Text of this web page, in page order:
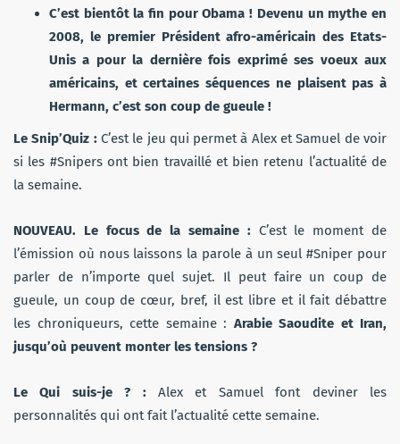
C’est bientôt la fin pour Obama ! Devenu un mythe en
2008, le premier Président afro-américain des Etats-
Unis a pour la dernière fois exprimé ses voeux aux
américains, et certaines séquences ne plaisent pas à
Hermann, c’est son coup de gueule !
Le Snip’Quiz : C’est le jeu qui permet à Alex et Samuel de voir
si les #Snipers ont bien travaillé et bien retenu l’actualité de
la semaine.
NOUVEAU. Le focus de la semaine : C’est le moment de
l’émission où nous laissons la parole à un seul #Sniper pour
parler de n’importe quel sujet. Il peut faire un coup de
gueule, un coup de cœur, bref, il est libre et il fait débattre
les chroniqueurs, cette semaine : Arabie Saoudite et Iran,
jusqu’où peuvent monter les tensions ?
Le Qui suis-je ? : Alex et Samuel font deviner les
personnalités qui ont fait l’actualité cette semaine.